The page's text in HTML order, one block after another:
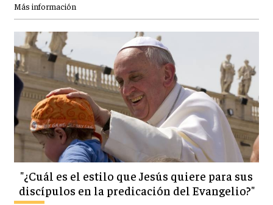
Más información
"¿Cuál es el estilo que Jesús quiere para sus
discípulos en la predicación del Evangelio?"